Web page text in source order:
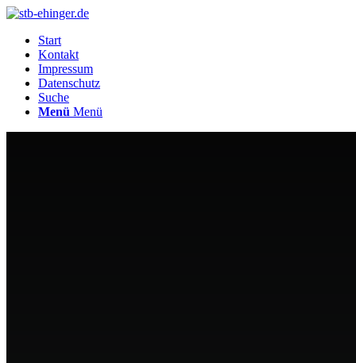
Start
Kontakt
Impressum
Datenschutz
Suche
Menü Menü